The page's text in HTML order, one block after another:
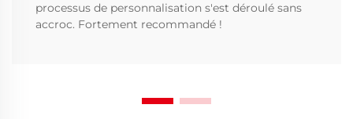
processus de personnalisation s'est déroulé sans
accroc. Fortement recommandé !